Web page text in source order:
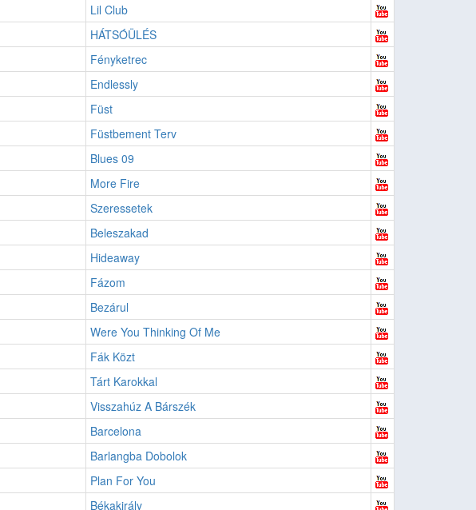
Lil Club
HÁTSÓÜLÉS
Fényketrec
Endlessly
Füst
Füstbement Terv
Blues 09
More Fire
Szeressetek
Beleszakad
Hideaway
Fázom
Bezárul
Were You Thinking Of Me
Fák Közt
Tárt Karokkal
Visszahúz A Bárszék
Barcelona
Barlangba Dobolok
Plan For You
Békakirály